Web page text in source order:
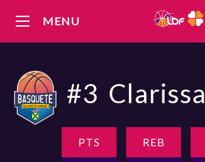
MENU
#3 Clarissa
PTS REB